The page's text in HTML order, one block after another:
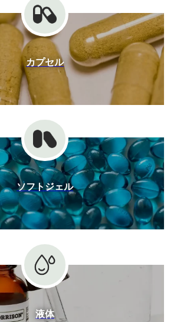
カプセル
ソフトジェル
液体